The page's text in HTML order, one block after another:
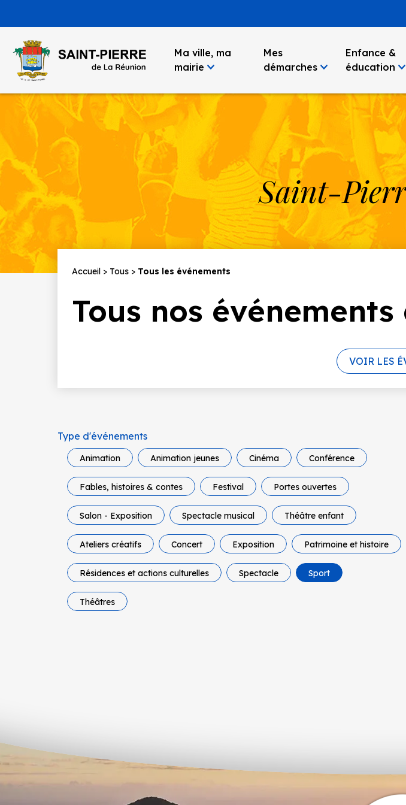
Ma ville, ma
mairie
Mes
démarches
Enfance &
éducation
Saint-
Fil
d'Ariane
Accueil Tous Tous les événements
Tous nos
VOIR LES
Type d'événements
Animation Animation jeunes Cinéma Conférence
Fables, histoires & contes Festival Portes ouvertes
Salon - Exposition Spectacle musical Théâtre enfant
Ateliers créatifs Concert Exposition Patrimoine et histoire
Résidences et actions culturelles Spectacle Sport
Théâtres